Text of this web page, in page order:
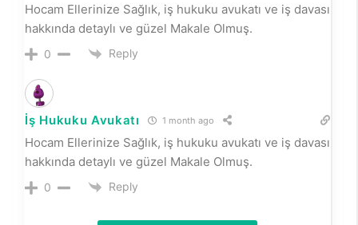
Hocam Ellerinize Sağlık, iş hukuku avukatı ve iş davası
hakkında detaylı ve güzel Makale Olmuş.
0 Reply
İş Hukuku Avukatı 1 month ago
Hocam Ellerinize Sağlık, iş hukuku avukatı ve iş davası
hakkında detaylı ve güzel Makale Olmuş.
0 Reply